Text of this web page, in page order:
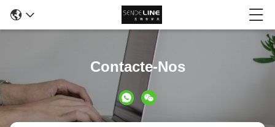
Contacte-Nos